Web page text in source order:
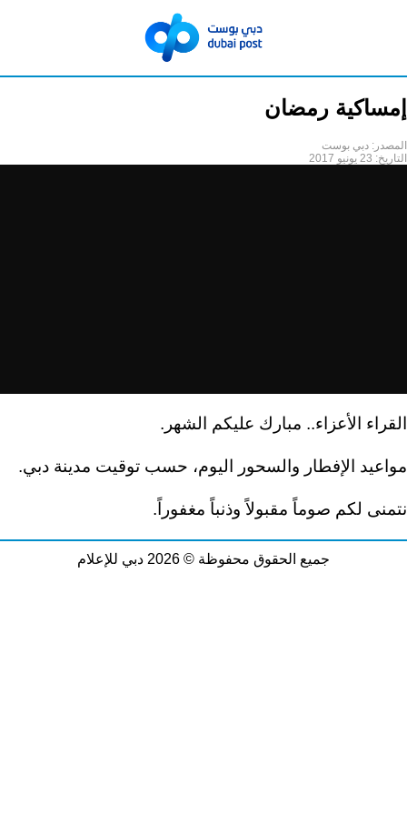
إمساكية رمضان
المصدر: دبي بوست
التاريخ: 23 يونيو 2017
القراء الأعزاء.. مبارك عليكم الشهر.
مواعيد الإفطار والسحور اليوم، حسب توقيت مدينة دبي.
نتمنى لكم صوماً مقبولاً وذنباً مغفوراً.
جميع الحقوق محفوظة © 2026 دبي للإعلام